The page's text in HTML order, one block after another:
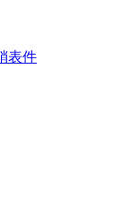
表件